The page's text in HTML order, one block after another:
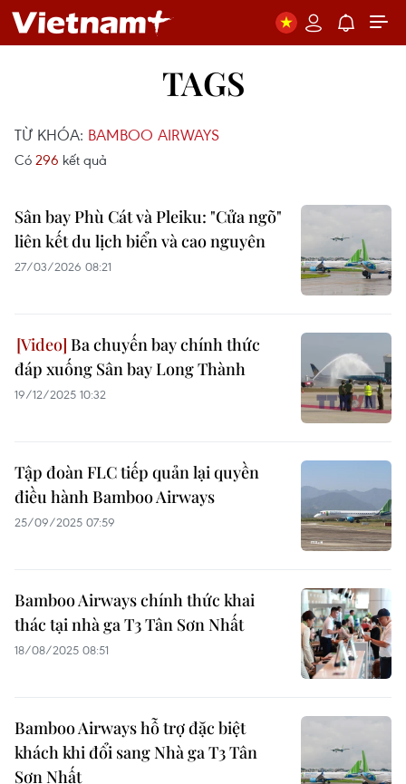
TAGS
TỪ KHÓA: BAMBOO AIRWAYS
Có 296 kết quả
Sân bay Phù Cát và Pleiku: "Cửa ngõ"
liên kết du lịch biển và cao nguyên
27/03/2026 08:21
Ba chuyến bay chính thức
đáp xuống Sân bay Long Thành
19/12/2025 10:32
Tập đoàn FLC tiếp quản lại quyền
điều hành Bamboo Airways
25/09/2025 07:59
Bamboo Airways chính thức khai
thác tại nhà ga T3 Tân Sơn Nhất
18/08/2025 08:51
Bamboo Airways hỗ trợ đặc biệt
khách khi đổi sang Nhà ga T3 Tân
Sơn Nhất